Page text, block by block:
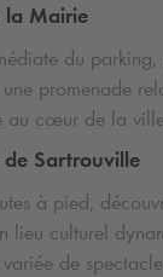
la Mairie
du
promenade
au cœur de la
de Sartrouville
à pied,
lieu culturel
de